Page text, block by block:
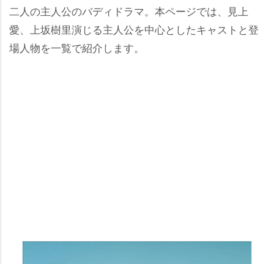
二人の主人公のバディドラマ。本ページでは、見上
愛、上坂樹里演じる主人公を中心としたキャストと登
場人物を一覧で紹介します。